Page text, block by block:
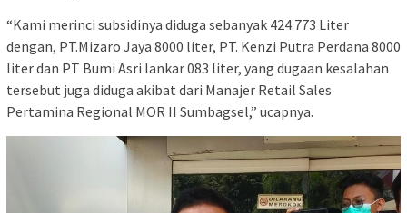
“Kami merinci subsidinya diduga sebanyak 424.773 Liter
dengan, PT.Mizaro Jaya 8000 liter, PT. Kenzi Putra Perdana 8000
liter dan PT Bumi Asri lankar 083 liter, yang dugaan kesalahan
tersebut juga diduga akibat dari Manajer Retail Sales
Pertamina Regional MOR II Sumbagsel,” ucapnya.